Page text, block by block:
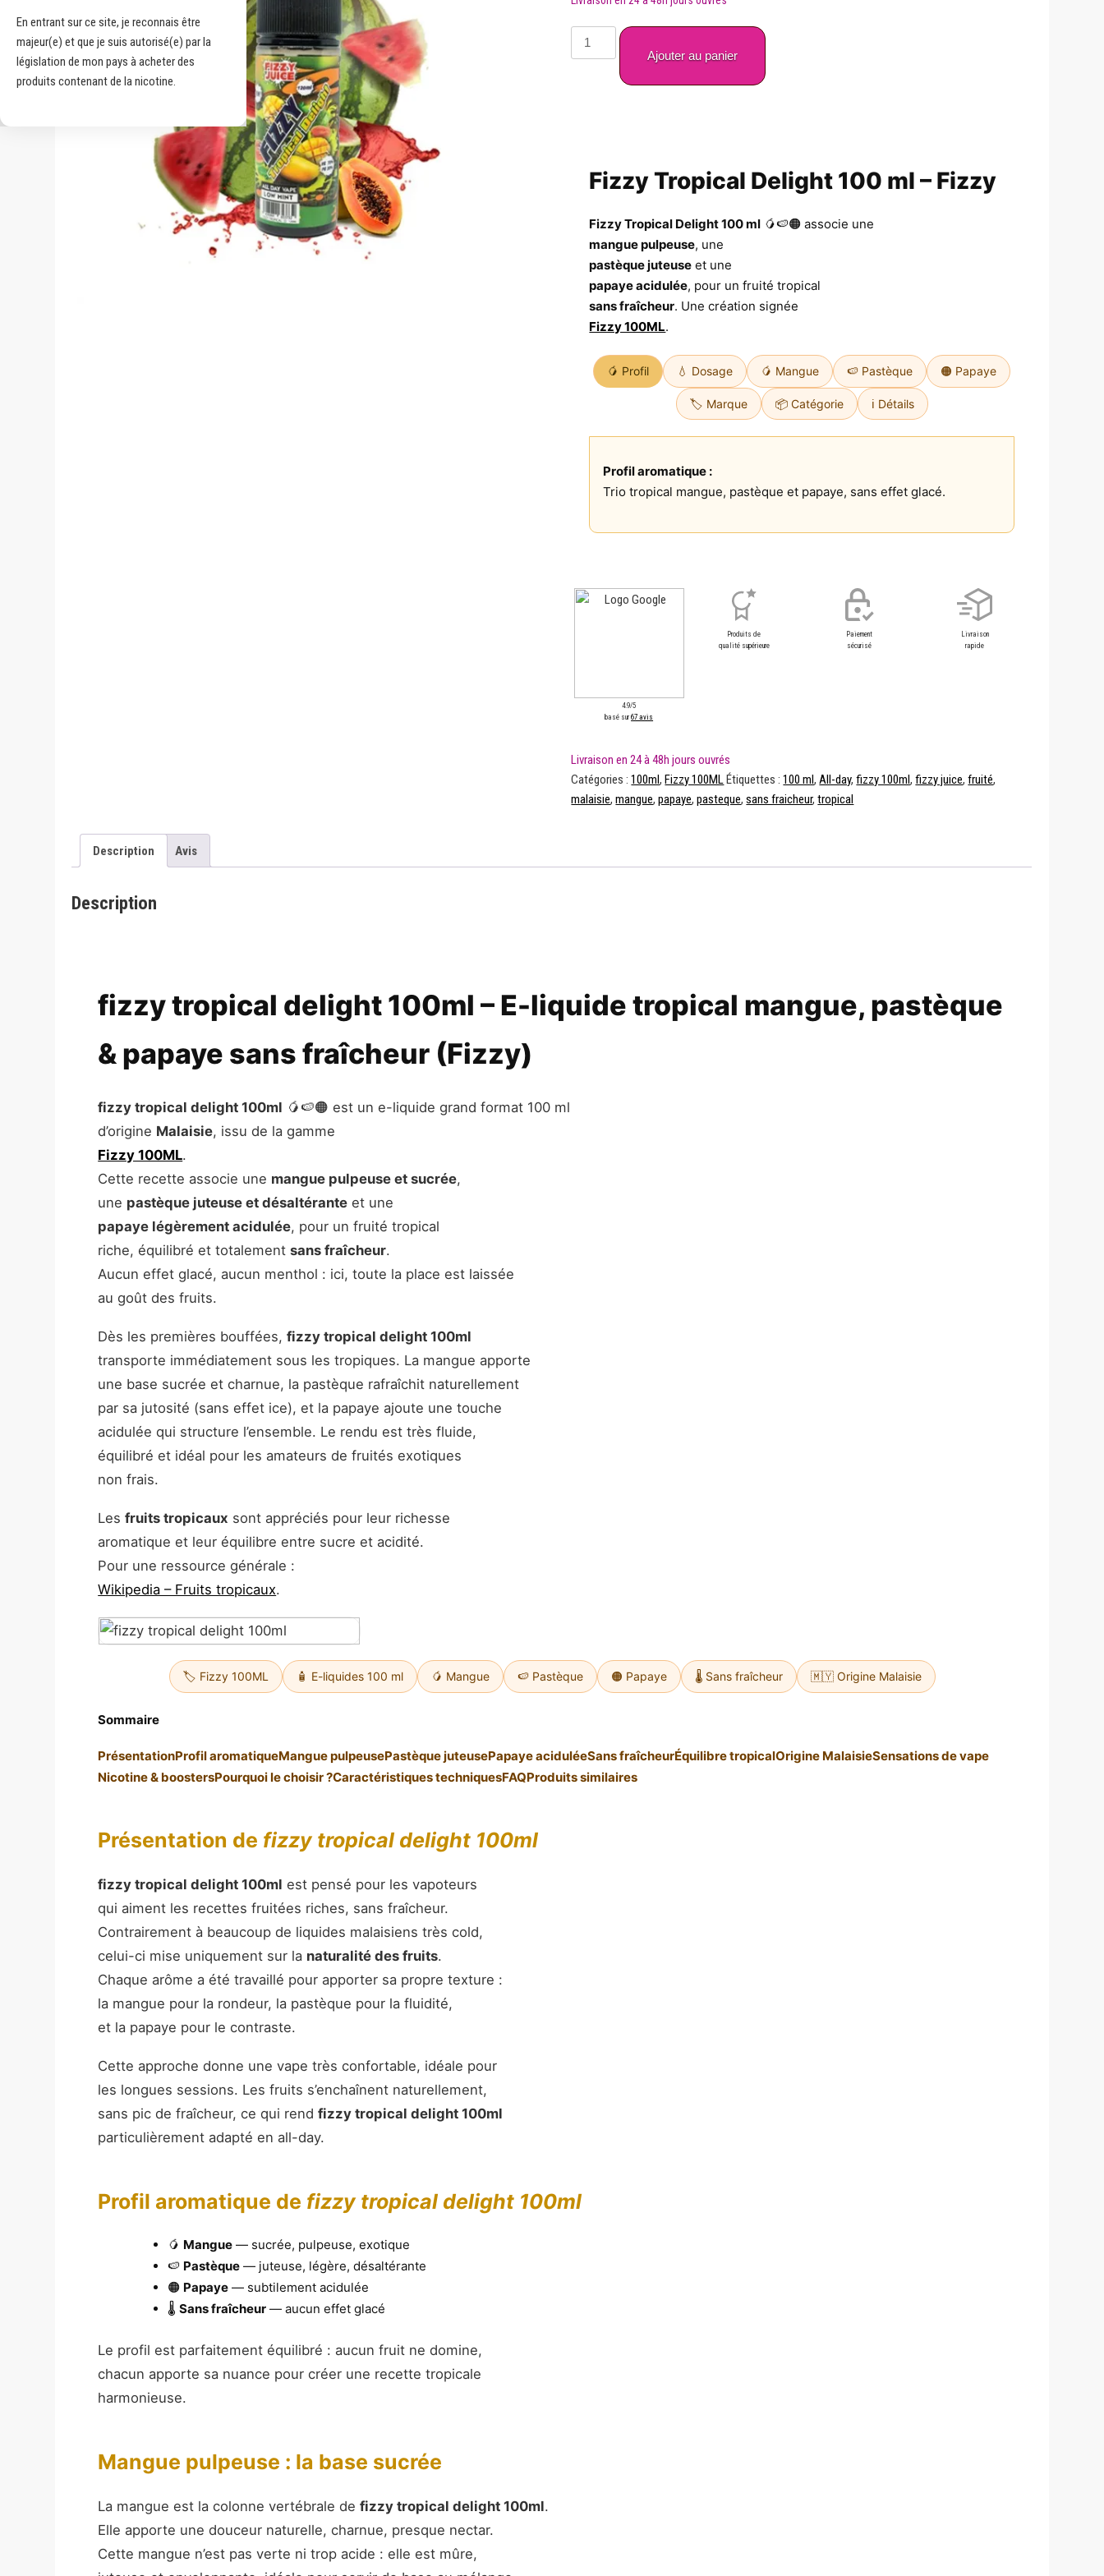
En entrant sur ce site, je reconnais être
majeur(e) et que je suis autorisé(e) par la
législation de mon pays à acheter des
produits contenant de la nicotine.
Fizzy Tropical Delight 100 ml – Fizzy
Fizzy Tropical Delight 100 ml 🥭🍉🟠 associe une
mangue pulpeuse, une
pastèque juteuse et une
papaye acidulée, pour un fruité tropical
sans fraîcheur. Une création signée
Fizzy 100ML.
🥭 Profil 💧 Dosage 🥭 Mangue 🍉 Pastèque 🟠 Papaye
🏷️ Marque 📦 Catégorie ℹ️ Détails
Profil aromatique :
Trio tropical mangue, pastèque et papaye, sans effet glacé.
4.9/5
basé sur67 avis
Produits de
qualité supérieure
Paiement
sécurisé
Livraison
rapide
quantité
de
Ajouter au panier
Catégories :100ml, Fizzy 100ML Étiquettes :100 ml,All-day,fizzy 100ml,fizzy juice,fruité,
malaisie,mangue,papaye,pasteque,sans fraicheur,tropical
Description Avis
Description
fizzy tropical delight 100ml – E-liquide tropical mangue, pastèque
& papaye sans fraîcheur (Fizzy)
fizzy tropical delight 100ml 🥭🍉🟠 est un e-liquide grand format 100 ml
d’origine Malaisie, issu de la gamme
Fizzy 100ML.
Cette recette associe une mangue pulpeuse et sucrée,
une pastèque juteuse et désaltérante et une
papaye légèrement acidulée, pour un fruité tropical
riche, équilibré et totalementsans fraîcheur.
Aucun effet glacé, aucun menthol : ici, toute la place est laissée
au goût des fruits.
Dès les premières bouffées,fizzy tropical delight 100ml
transporte immédiatement sous les tropiques. La mangue apporte
une base sucrée et charnue, la pastèque rafraîchit naturellement
par sa jutosité (sans effet ice), et la papaye ajoute une touche
acidulée qui structure l’ensemble. Le rendu est très fluide,
équilibré et idéal pour les amateurs de fruités exotiques
non frais.
Lesfruits tropicaux sont appréciés pour leur richesse
aromatique et leur équilibre entre sucre et acidité.
Pour une ressource générale :
Wikipedia – Fruits tropicaux.
🏷️ Fizzy 100ML 🧴 E-liquides 100 ml 🥭 Mangue 🍉 Pastèque 🟠 Papaye 🌡️ Sans fraîcheur 🇲🇾 Origine Malaisie
Sommaire
PrésentationProfil aromatiqueMangue pulpeusePastèque juteusePapaye aciduléeSans fraîcheurÉquilibre tropicalOrigine MalaisieSensations de vape
Nicotine & boostersPourquoi le choisir ?Caractéristiques techniquesFAQProduits similaires
Présentation de fizzy tropical delight 100ml
fizzy tropical delight 100ml est pensé pour les vapoteurs
qui aiment les recettes fruitées riches, sans fraîcheur.
Contrairement à beaucoup de liquides malaisiens très cold,
celui-ci mise uniquement sur la naturalité des fruits.
Chaque arôme a été travaillé pour apporter sa propre texture :
la mangue pour la rondeur, la pastèque pour la fluidité,
et la papaye pour le contraste.
Cette approche donne une vape très confortable, idéale pour
les longues sessions. Les fruits s’enchaînent naturellement,
sans pic de fraîcheur, ce qui rendfizzy tropical delight 100ml
particulièrement adapté en all-day.
Profil aromatique de fizzy tropical delight 100ml
🥭 Mangue — sucrée, pulpeuse, exotique
🍉 Pastèque — juteuse, légère, désaltérante
🟠 Papaye — subtilement acidulée
🌡️Sans fraîcheur — aucun effet glacé
Le profil est parfaitement équilibré : aucun fruit ne domine,
chacun apporte sa nuance pour créer une recette tropicale
harmonieuse.
Mangue pulpeuse : la base sucrée
La mangue est la colonne vertébrale defizzy tropical delight 100ml.
Elle apporte une douceur naturelle, charnue, presque nectar.
Cette mangue n’est pas verte ni trop acide : elle est mûre,